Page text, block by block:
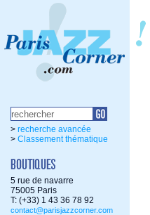
> recherche avancée
> Classement thématique
5 rue de navarre
75005 Paris
T: (+33) 1 43 36 78 92
contact@parisjazzcorner.com